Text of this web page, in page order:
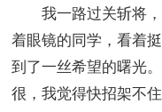
我一路过关斩将，
着眼镜的同学，看着
到了一丝希望的曙光
很，我觉得快招架不